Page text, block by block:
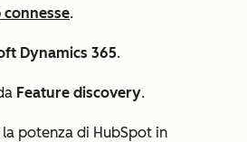
connesse.
Dynamics 365.
Feature discovery.
la potenza di HubSpot in